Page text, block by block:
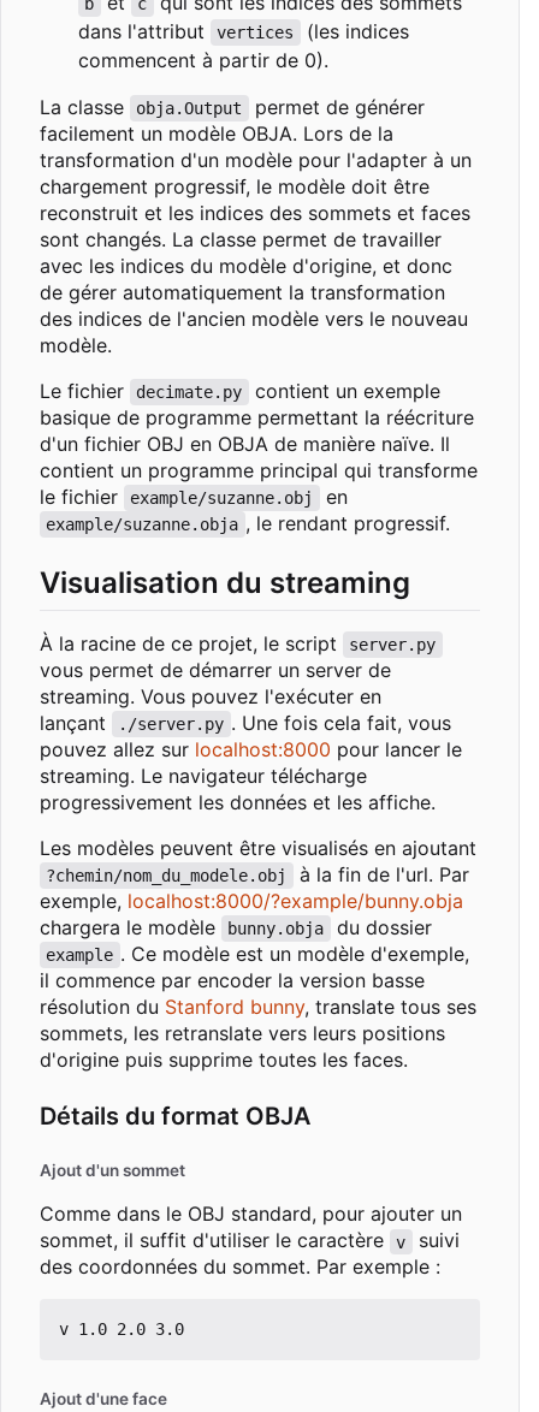
dans l'attribut
vertices
(les indices
commencent à partir de 0).
La classe
obja.Output
permet de générer
facilement un modèle OBJA. Lors de la
transformation d'un modèle pour l'adapter à un
chargement progressif, le modèle doit être
reconstruit et les indices des sommets et faces
sont changés. La classe permet de travailler
avec les indices du modèle d'origine, et donc
de gérer automatiquement la transformation
des indices de l'ancien modèle vers le nouveau
modèle.
Le fichier
decimate.py
contient un exemple
basique de programme permettant la réécriture
d'un fichier OBJ en OBJA de manière naïve. Il
contient un programme principal qui transforme
le fichier
example/suzanne.obj en
example/suzanne.obja , le rendant progressif.
Visualisation du streaming
À la racine de ce projet, le script server.py
vous permet de démarrer un server de
streaming. Vous pouvez l'exécuter en
lançant
./server.py . Une fois cela fait, vous
pouvez allez sur localhost:8000 pour lancer le
streaming. Le navigateur télécharge
progressivement les données et les affiche.
Les modèles peuvent être visualisés en ajoutant
?chemin/nom_du_modele.obj
à la fin de l'url. Par
exemple, localhost:8000/?example/bunny.obja
chargera le modèle
bunny.obja du dossier
example . Ce modèle est un modèle d'exemple,
il commence par encoder la version basse
résolution du Stanford bunny, translate tous ses
sommets, les retranslate vers leurs positions
d'origine puis supprime toutes les faces.
Détails du format OBJA
Ajout d'un sommet
Comme dans le OBJ standard, pour ajouter un
sommet, il suffit d'utiliser le caractère
v
suivi
des coordonnées du sommet. Par exemple :
Ajout d'une face